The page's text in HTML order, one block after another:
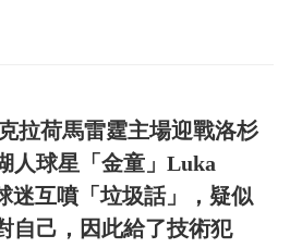
拉荷馬雷霆主場迎戰洛杉
人球星「金童」Luka
迷互噴「垃圾話」，疑似
自己，因此給了技術犯